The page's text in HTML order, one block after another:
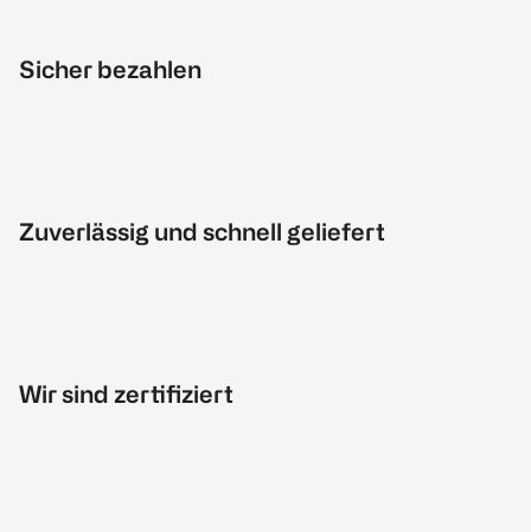
Sicher bezahlen
Zuverlässig und schnell geliefert
Wir sind zertifiziert